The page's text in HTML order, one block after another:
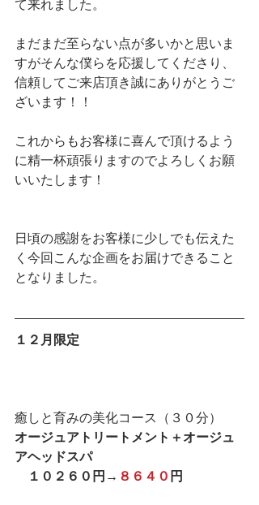
て来れました。
まだまだ至らない点が多いかと思いま
すがそんな僕らを応援してくださり、
信頼してご来店頂き誠にありがとうご
ざいます！！
これからもお客様に喜んで頂けるよう
に精一杯頑張りますのでよろしくお願
いいたします！
日頃の感謝をお客様に少しでも伝えた
く今回こんな企画をお届けできること
となりました。
１２月限定
癒しと育みの美化コース（３０分）
オージュアトリートメント＋オージュ
アヘッドスパ
１０２６０円→ ８６４０ 円